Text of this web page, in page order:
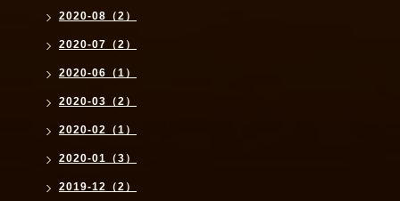
2020-08（2）
2020-07（2）
2020-06（1）
2020-03（2）
2020-02（1）
2020-01（3）
2019-12（2）